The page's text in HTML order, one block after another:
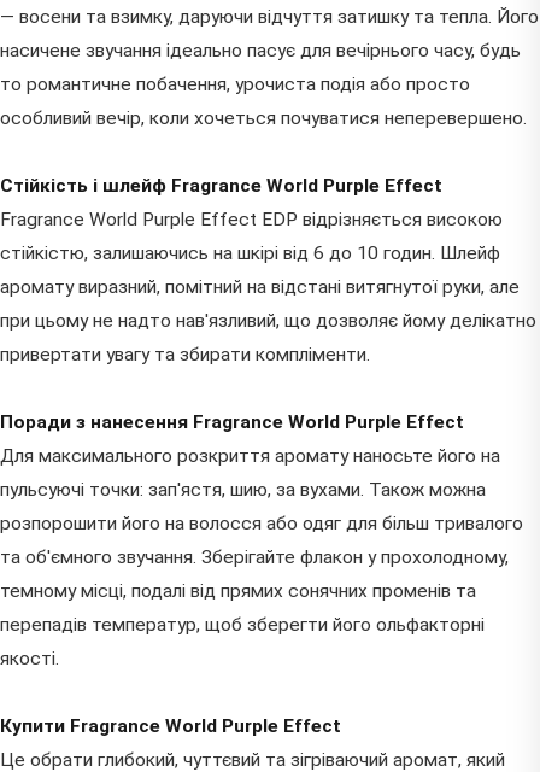
— восени та взимку, даруючи відчуття затишку та тепла. Його
насичене звучання ідеально пасує для вечірнього часу, будь
то романтичне побачення, урочиста подія або просто
особливий вечір, коли хочеться почуватися неперевершено.
Стійкість і шлейф Fragrance World Purple Effect
Fragrance World Purple Effect EDP відрізняється високою
стійкістю, залишаючись на шкірі від 6 до 10 годин. Шлейф
аромату виразний, помітний на відстані витягнутої руки, але
при цьому не надто нав'язливий, що дозволяє йому делікатно
привертати увагу та збирати компліменти.
Поради з нанесення Fragrance World Purple Effect
Для максимального розкриття аромату наносьте його на
пульсуючі точки: зап'ястя, шию, за вухами. Також можна
розпорошити його на волосся або одяг для більш тривалого
та об'ємного звучання. Зберігайте флакон у прохолодному,
темному місці, подалі від прямих сонячних променів та
перепадів температур, щоб зберегти його ольфакторні
якості.
Купити Fragrance World Purple Effect
Це обрати глибокий, чуттєвий та зігріваючий аромат, який